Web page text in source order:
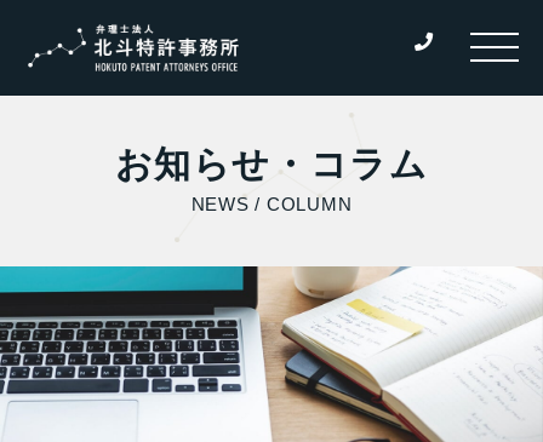
お知らせ・コラム
NEWS / COLUMN